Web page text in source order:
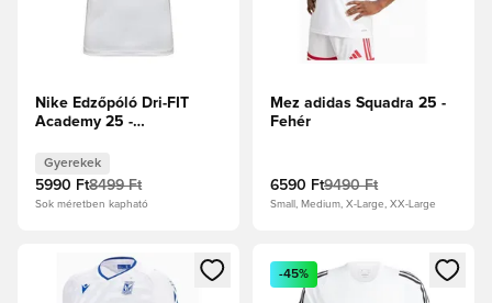
Nike Edzőpóló Dri-FIT
Academy 25 -
Gyerek
Gyerekek
5990 Ft8499 Ft
Sok méretben kapható
Mez adidas Squadra 25 -
Fehér
6590 Ft9490 Ft
Small, Medium, X-Large, XX-Large
Megnyit egy modált a bejelentkezéshez vagy a tagként
Megnyit egy modált a
-45%